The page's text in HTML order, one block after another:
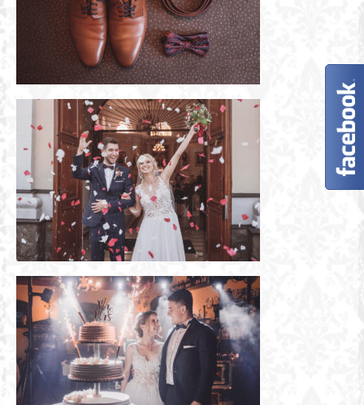
Fotograf
Bydgoszcz
Zaczarowane
sesje
zdjęciowe
na
terenie
Bydgoszczy
i
Torunia.
Fotografia
ślubna,
portretowa,
rodzinna.
Fotograf